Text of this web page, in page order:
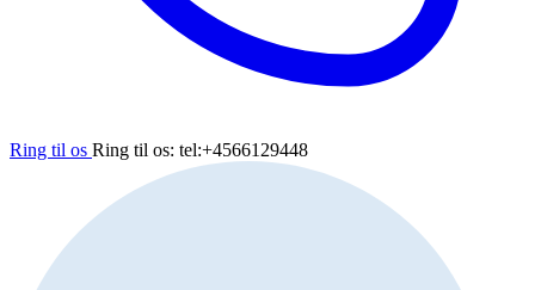
Ring til os Ring til os: tel:+4566129448